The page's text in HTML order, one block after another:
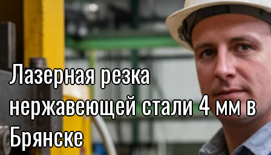
Лазерная резка
нержавеющей стали 4 мм в
Брянске